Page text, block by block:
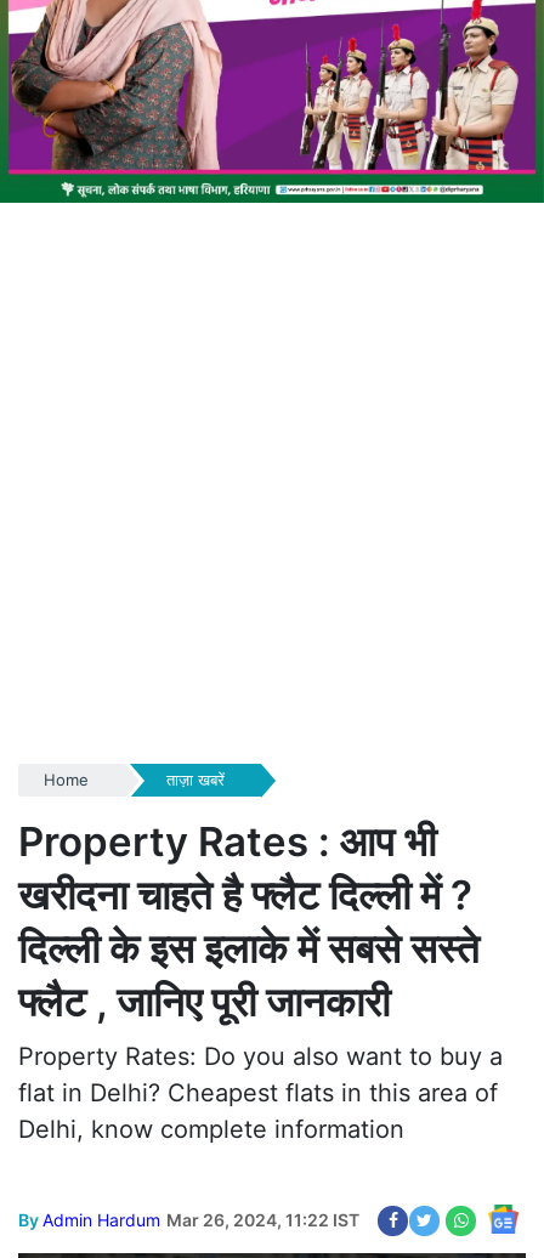
Home ताज़ा खबरें
Property Rates : आप भी
खरीदना चाहते है फ्लैट दिल्ली में ?
दिल्ली के इस इलाके में सबसे सस्ते
फ्लैट , जानिए पूरी जानकारी
Property Rates: Do you also want to buy a
flat in Delhi? Cheapest flats in this area of
Delhi, know complete information
ByAdmin Hardum Mar 26, 2024, 11:22 IST